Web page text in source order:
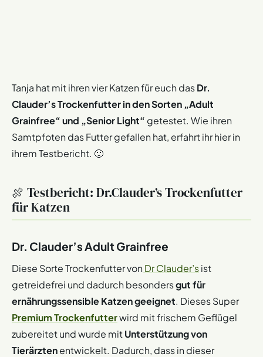
Tanja hat mit ihren vier Katzen für euch dasDr.
Clauder’s Trockenfutter in den Sorten „Adult
Grainfree“ und „Senior Light“ getestet. Wie ihren
Samtpfoten das Futter gefallen hat, erfahrt ihr hier in
ihrem Testbericht. 🙂
🍖 Testbericht: Dr.Clauder’s Trockenfutter
für Katzen
Dr. Clauder’s Adult Grainfree
Diese Sorte Trockenfutter vonDr Clauder’sist
getreidefrei und dadurch besondersgut für
ernährungssensible Katzen geeignet. Dieses Super
Premium Trockenfutterwird mit frischem Geflügel
zubereitet und wurde mitUnterstützung von
Tierärztenentwickelt. Dadurch, dass in dieser